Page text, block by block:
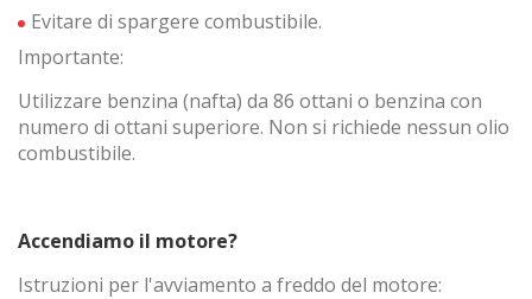
Evitare di spargere combustibile.
Importante:
Utilizzare benzina (nafta) da 86 ottani o benzina con
numero di ottani superiore. Non si richiede nessun olio
combustibile.
Accendiamo il motore?
Istruzioni per l'avviamento a freddo del motore: